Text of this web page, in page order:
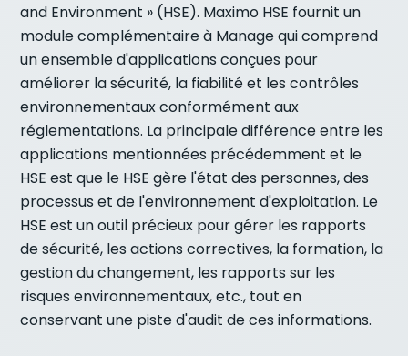
and Environment » (HSE). Maximo HSE fournit un
module complémentaire à Manage qui comprend
un ensemble d'applications conçues pour
améliorer la sécurité, la fiabilité et les contrôles
environnementaux conformément aux
réglementations. La principale différence entre les
applications mentionnées précédemment et le
HSE est que le HSE gère l'état des personnes, des
processus et de l'environnement d'exploitation. Le
HSE est un outil précieux pour gérer les rapports
de sécurité, les actions correctives, la formation, la
gestion du changement, les rapports sur les
risques environnementaux, etc., tout en
conservant une piste d'audit de ces informations.